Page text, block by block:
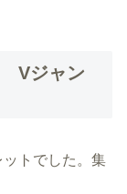
Vジャン
トでした。集